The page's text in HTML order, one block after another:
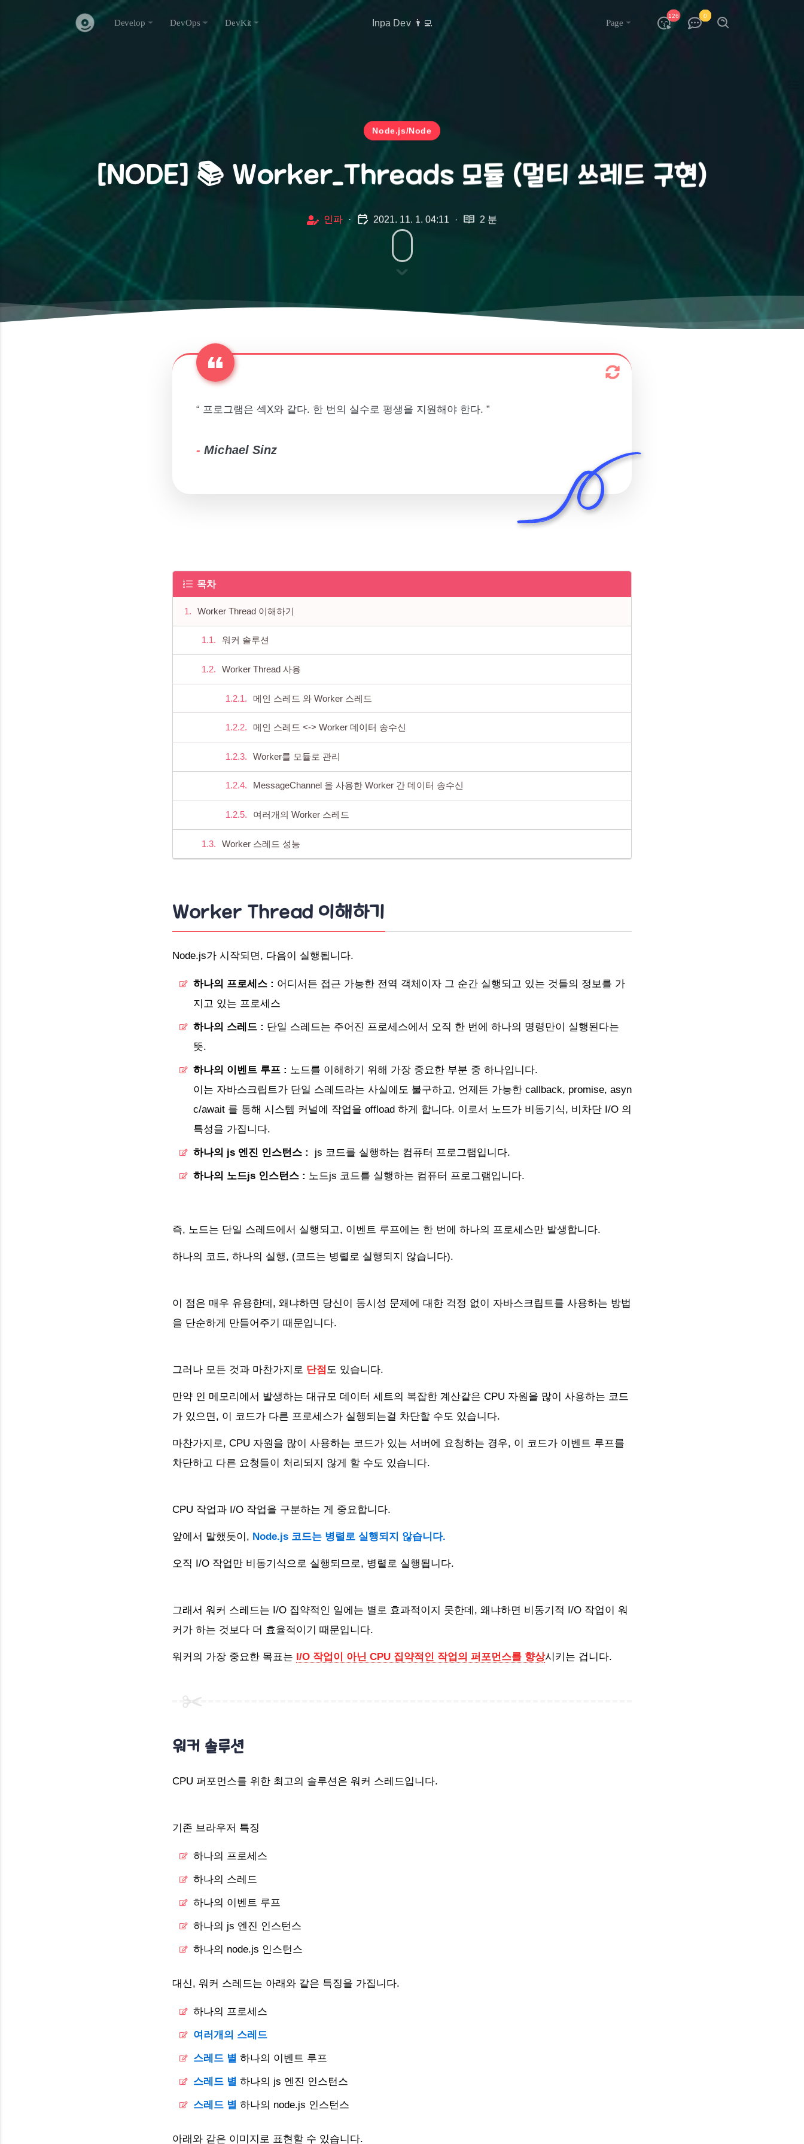
Node.js/Node
[NODE] 📚 Worker_Threads 모듈 (멀티 쓰레드 구현)
인파 · 2021. 11. 1. 04:11 · 2 분
“ 프로그램은 섹X와 같다. 한 번의 실수로 평생을 지원해야 한다. ”
- Michael Sinz
목차
Worker Thread 이해하기
워커 솔루션
Worker Thread 사용
메인 스레드 와 Worker 스레드
메인 스레드 <-> Worker 데이터 송수신
Worker를 모듈로 관리
MessageChannel 을 사용한 Worker 간 데이터 송수신
여러개의 Worker 스레드
Worker 스레드 성능
Worker Thread 이해하기
Node.js가 시작되면, 다음이 실행됩니다.
하나의 프로세스 : 어디서든 접근 가능한 전역 객체이자 그 순간 실행되고 있는 것들의 정보를 가
지고 있는 프로세스
하나의 스레드 : 단일 스레드는 주어진 프로세스에서 오직 한 번에 하나의 명령만이 실행된다는
뜻.
하나의 이벤트 루프 : 노드를 이해하기 위해 가장 중요한 부분 중 하나입니다.
이는 자바스크립트가 단일 스레드라는 사실에도 불구하고, 언제든 가능한 callback, promise, asyn
c/await 를 통해 시스템 커널에 작업을 offload 하게 합니다. 이로서 노드가 비동기식, 비차단 I/O 의
특성을 가집니다.
하나의 js 엔진 인스턴스 : js 코드를 실행하는 컴퓨터 프로그램입니다.
하나의 노드js 인스턴스 : 노드js 코드를 실행하는 컴퓨터 프로그램입니다.
즉, 노드는 단일 스레드에서 실행되고, 이벤트 루프에는 한 번에 하나의 프로세스만 발생합니다.
하나의 코드, 하나의 실행, (코드는 병렬로 실행되지 않습니다).
이 점은 매우 유용한데, 왜냐하면 당신이 동시성 문제에 대한 걱정 없이 자바스크립트를 사용하는 방법
을 단순하게 만들어주기 때문입니다.
그러나 모든 것과 마찬가지로 단점 도 있습니다.
만약 인 메모리에서 발생하는 대규모 데이터 세트의 복잡한 계산같은 CPU 자원을 많이 사용하는 코드
가 있으면, 이 코드가 다른 프로세스가 실행되는걸 차단할 수도 있습니다.
마찬가지로, CPU 자원을 많이 사용하는 코드가 있는 서버에 요청하는 경우, 이 코드가 이벤트 루프를
차단하고 다른 요청들이 처리되지 않게 할 수도 있습니다.
CPU 작업과 I/O 작업을 구분하는 게 중요합니다.
앞에서 말했듯이, Node.js 코드는 병렬로 실행되지 않습니다.
오직 I/O 작업만 비동기식으로 실행되므로, 병렬로 실행됩니다.
그래서 워커 스레드는 I/O 집약적인 일에는 별로 효과적이지 못한데, 왜냐하면 비동기적 I/O 작업이 워
커가 하는 것보다 더 효율적이기 때문입니다.
워커의 가장 중요한 목표는 I/O 작업이 아닌 CPU 집약적인 작업의 퍼포먼스를 향상시키는 겁니다.
워커 솔루션
CPU 퍼포먼스를 위한 최고의 솔루션은 워커 스레드입니다.
기존 브라우저 특징
하나의 프로세스
하나의 스레드
하나의 이벤트 루프
하나의 js 엔진 인스턴스
하나의 node.js 인스턴스
대신, 워커 스레드는 아래와 같은 특징을 가집니다.
하나의 프로세스
여러개의 스레드
스레드 별 하나의 이벤트 루프
스레드 별 하나의 js 엔진 인스턴스
스레드 별 하나의 node.js 인스턴스
아래와 같은 이미지로 표현할 수 있습니다.
Inpa Dev 👨‍💻
126 0
Develop DevOps DevKit Page